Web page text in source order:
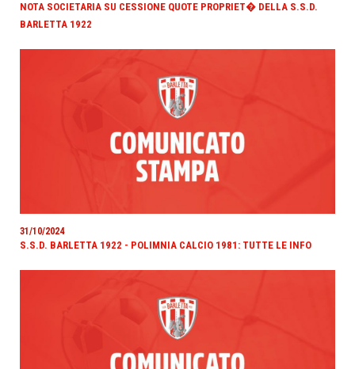
NOTA SOCIETARIA SU CESSIONE QUOTE PROPRIET� DELLA S.S.D.
BARLETTA 1922
31/10/2024
S.S.D. BARLETTA 1922 - POLIMNIA CALCIO 1981: TUTTE LE INFO